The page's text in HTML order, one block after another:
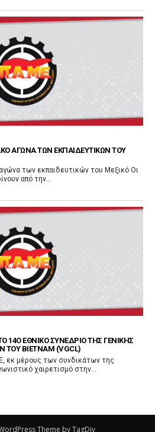
ΑΓΏΝΑ ΤΩΝ ΕΚΠΑΙΔΕΥΤΙΚΏΝ ΤΟΥ
των εκπαιδευτικών του Μεξικό Οι
από την...
ΕΘΝΙΚΌ ΣΥΝΈΔΡΙΟ ΤΗΣ ΓΕΝΙΚΉΣ
ΒΙΕΤΝΆΜ (VGCL)
εκ μέρους των συνδικάτων της
χαιρετισμό στην...
Theme by TagDiv